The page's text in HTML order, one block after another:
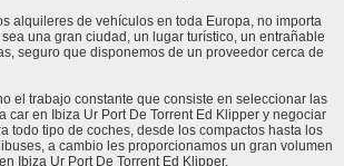
alquileres de vehículos en toda Europa, no importa
una gran ciudad, un lugar turístico, un entrañable
seguro que disponemos de un proveedor cerca de
el trabajo constante que consiste en seleccionar las
car en Ibiza Ur Port De Torrent Ed Klipper y negociar
todo tipo de coches, desde los compactos hasta los
a cambio les proporcionamos un gran volumen
Ibiza Ur Port De Torrent Ed Klipper.